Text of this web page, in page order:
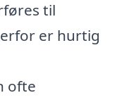
til
er hurtig
ofte